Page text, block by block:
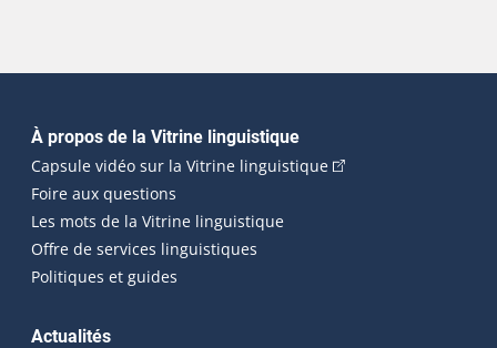
Navigation principale
À propos de la Vitrine linguistique
Capsule vidéo sur la Vitrine linguistique(Cet hyperlien
Foire aux questions
Les mots de la Vitrine linguistique
Offre de services linguistiques
Politiques et guides
Actualités